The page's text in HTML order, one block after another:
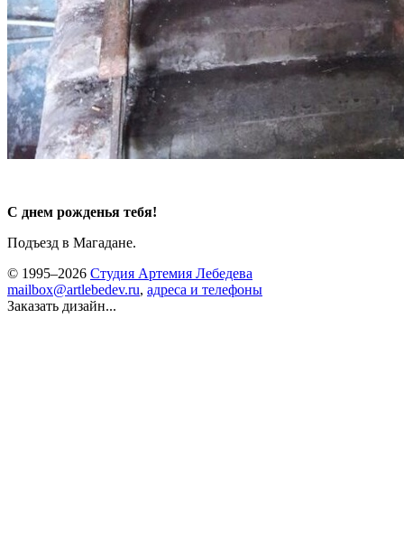
С днем рожденья тебя!
Подъезд в Магадане.
© 1995–2026 Студия Артемия Лебедева
mailbox@artlebedev.ru, адреса и телефоны
Заказать дизайн...